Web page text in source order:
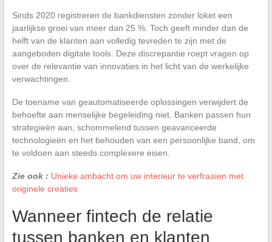
Sinds 2020 registreren de bankdiensten zonder loket een
jaarlijkse groei van meer dan 25 %. Toch geeft minder dan de
helft van de klanten aan volledig tevreden te zijn met de
aangeboden digitale tools. Deze discrepantie roept vragen op
over de relevantie van innovaties in het licht van de werkelijke
verwachtingen.
De toename van geautomatiseerde oplossingen verwijdert de
behoefte aan menselijke begeleiding niet. Banken passen hun
strategieën aan, schommelend tussen geavanceerde
technologieën en het behouden van een persoonlijke band, om
te voldoen aan steeds complexere eisen.
Zie ook : Unieke ambacht om uw interieur te verfraaien met
originele creaties
Wanneer fintech de relatie
tussen banken en klanten